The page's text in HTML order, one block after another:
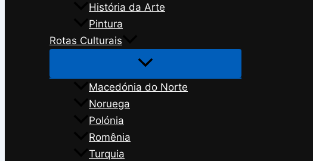
História da Arte
Pintura
Rotas Culturais
Macedónia do Norte
Noruega
Polónia
Romênia
Turquia